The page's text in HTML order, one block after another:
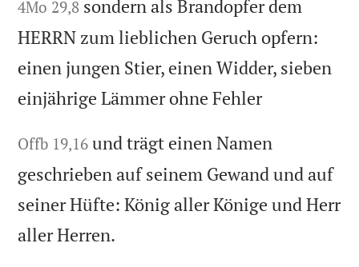
4Mo 29,8 sondern als Brandopfer dem
HERRN zum lieblichen Geruch opfern:
einen jungen Stier, einen Widder, sieben
einjährige Lämmer ohne Fehler
Offb 19,16 und trägt einen Namen
geschrieben auf seinem Gewand und auf
seiner Hüfte: König aller Könige und Herr
aller Herren.